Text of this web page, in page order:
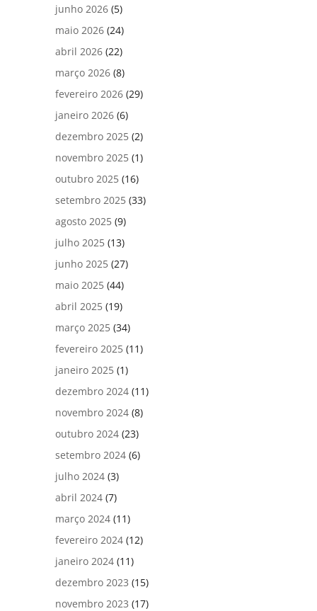
junho 2026 (5)
maio 2026 (24)
abril 2026 (22)
março 2026 (8)
fevereiro 2026 (29)
janeiro 2026 (6)
dezembro 2025 (2)
novembro 2025 (1)
outubro 2025 (16)
setembro 2025 (33)
agosto 2025 (9)
julho 2025 (13)
junho 2025 (27)
maio 2025 (44)
abril 2025 (19)
março 2025 (34)
fevereiro 2025 (11)
janeiro 2025 (1)
dezembro 2024 (11)
novembro 2024 (8)
outubro 2024 (23)
setembro 2024 (6)
julho 2024 (3)
abril 2024 (7)
março 2024 (11)
fevereiro 2024 (12)
janeiro 2024 (11)
dezembro 2023 (15)
novembro 2023 (17)